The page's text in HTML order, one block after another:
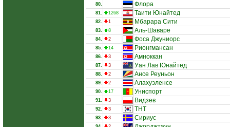
80. Флора
81. 1268 Таити Юнайтед
82. 1 Мбарара Сити
83. 8 Аль-Шаваре
84. 2 Фоса Джуниорс
85. 14 Рионгмансан
86. 3 Амноккан
87. 3 Уан Лав Юнайтед
88. 2 Ансе Реуньон
89. 2 Алахуэленсе
90. 17 Униспорт
91. 3 Видзев
92. 3 ТНТ
93. 3 Сириус